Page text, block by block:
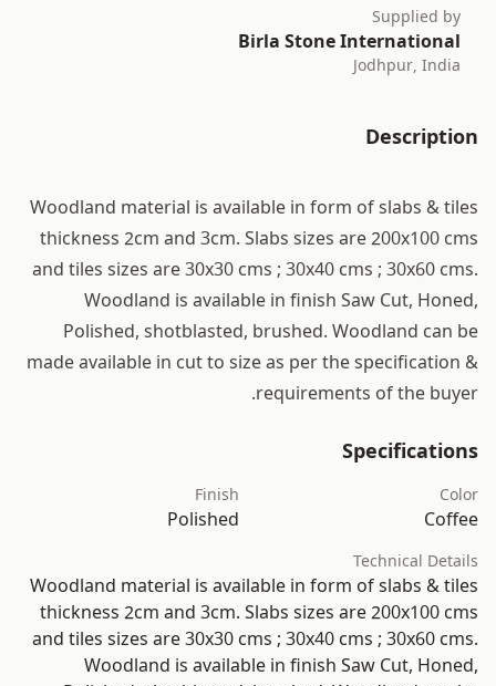
Supplied by
Birla Stone International
Jodhpur, India
Description
Woodland material is available in form of slabs & tiles
thickness 2cm and 3cm. Slabs sizes are 200x100 cms
and tiles sizes are 30x30 cms ; 30x40 cms ; 30x60 cms.
Woodland is available in finish Saw Cut, Honed,
Polished, shotblasted, brushed. Woodland can be
made available in cut to size as per the specification &
requirements of the buyer.
Specifications
Color
Coffee
Finish
Polished
Technical Details
Woodland material is available in form of slabs & tiles
thickness 2cm and 3cm. Slabs sizes are 200x100 cms
and tiles sizes are 30x30 cms ; 30x40 cms ; 30x60 cms.
Woodland is available in finish Saw Cut, Honed,